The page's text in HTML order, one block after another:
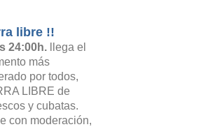
libre !!
24:00h. llega el
más
por todos,
LIBRE de
y cubatas.
con moderación,